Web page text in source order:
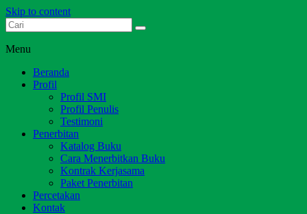
Skip to content
Dari Jambi untuk Indonesia
Menu
Beranda
Profil
Profil SMI
Profil Penulis
Testimoni
Penerbitan
Katalog Buku
Cara Menerbitkan Buku
Kontrak Kerjasama
Paket Penerbitan
Percetakan
Kontak